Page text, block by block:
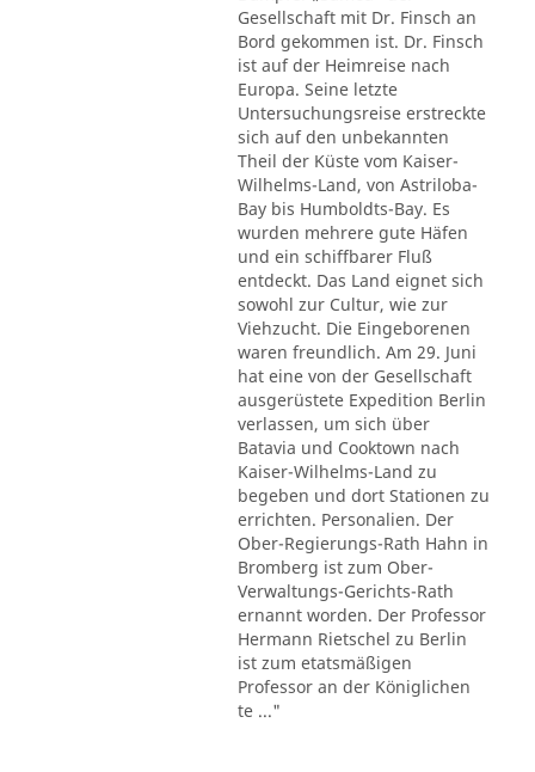
Gesellschaft mit Dr. Finsch an
Bord gekommen ist. Dr. Finsch
ist auf der Heimreise nach
Europa. Seine letzte
Untersuchungsreise erstreckte
sich auf den unbekannten
Theil der Küste vom Kaiser-
Wilhelms-Land, von Astriloba-
Bay bis Humboldts-Bay. Es
wurden mehrere gute Häfen
und ein schiffbarer Fluß
entdeckt. Das Land eignet sich
sowohl zur Cultur, wie zur
Viehzucht. Die Eingeborenen
waren freundlich. Am 29. Juni
hat eine von der Gesellschaft
ausgerüstete Expedition Berlin
verlassen, um sich über
Batavia und Cooktown nach
Kaiser-Wilhelms-Land zu
begeben und dort Stationen zu
errichten. Personalien. Der
Ober-Regierungs-Rath Hahn in
Bromberg ist zum Ober-
Verwaltungs-Gerichts-Rath
ernannt worden. Der Professor
Hermann Rietschel zu Berlin
ist zum etatsmäßigen
Professor an der Königlichen
te ..."